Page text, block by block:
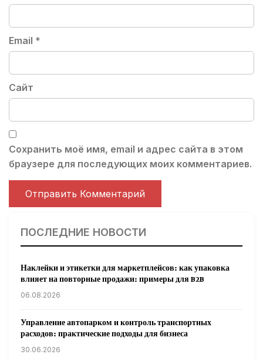
Email *
Сайт
Сохранить моё имя, email и адрес сайта в этом
браузере для последующих моих комментариев.
ПОСЛЕДНИЕ НОВОСТИ
Наклейки и этикетки для маркетплейсов: как упаковка
влияет на повторные продажи: примеры для B2B
06.08.2026
Управление автопарком и контроль транспортных
расходов: практические подходы для бизнеса
30.06.2026